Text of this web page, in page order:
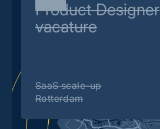
Product Designer
vacature
SaaS scale-up
Rotterdam